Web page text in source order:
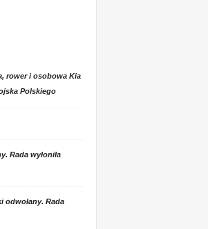
rower i osobowa Kia
Polskiego
Rada wyłoniła
odwołany. Rada